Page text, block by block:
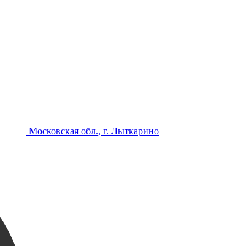
Московская обл., г. Лыткарино